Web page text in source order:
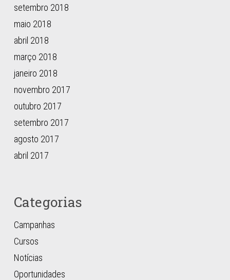
setembro 2018
maio 2018
abril 2018
março 2018
janeiro 2018
novembro 2017
outubro 2017
setembro 2017
agosto 2017
abril 2017
Categorias
Campanhas
Cursos
Notícias
Oportunidades